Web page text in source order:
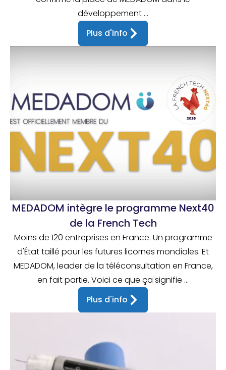
développement ...
Plus d'info
MEDADOM intègre le programme Next40
de la French Tech
Moins de 120 entreprises en France. Un programme
d'État taillé pour les futures licornes mondiales. Et
MEDADOM, leader de la téléconsultation en France,
en fait partie. Voici ce que ça signifie ...
Plus d'info